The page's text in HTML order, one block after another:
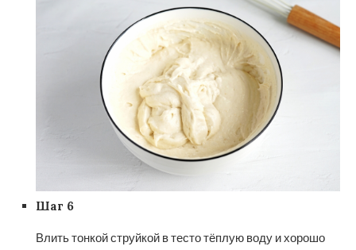
Шаг 6
Влить тонкой струйкой в тесто тёплую воду и хорошо